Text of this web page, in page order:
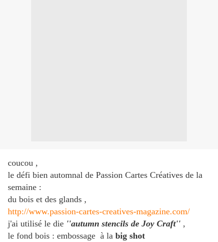
coucou ,
le défi bien automnal de Passion Cartes Créatives de la
semaine :
du bois et des glands ,
http://www.passion-cartes-creatives-magazine.com/
j'ai utilisé le die ''autumn stencils de Joy Craft'' ,
le fond bois : embossage à la big shot